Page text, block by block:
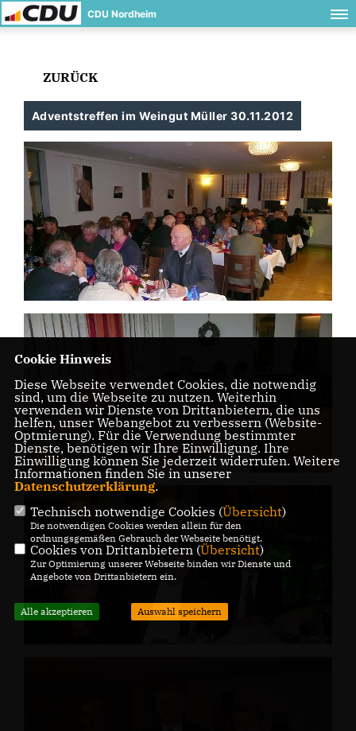
CDU Nordheim
ZURÜCK
Adventstreffen im Weingut Müller 30.11.2012
Cookie Hinweis
Diese Webseite verwendet Cookies, die notwendig
sind, um die Webseite zu nutzen. Weiterhin
verwenden wir Dienste von Drittanbietern, die uns
helfen, unser Webangebot zu verbessern (Website-
Optmierung). Für die Verwendung bestimmter
Dienste, benötigen wir Ihre Einwilligung. Ihre
Einwilligung können Sie jederzeit widerrufen. Weitere
Informationen finden Sie in unserer
Datenschutzerklärung.
Technisch notwendige Cookies (Übersicht)
Die notwendigen Cookies werden allein für den
ordnungsgemäßen Gebrauch der Webseite benötigt.
Cookies von Drittanbietern (Übersicht)
Zur Optimierung unserer Webseite binden wir Dienste und
Angebote von Drittanbietern ein.
Alle akzeptieren Auswahl speichern